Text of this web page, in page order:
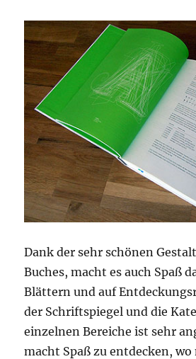
Dank der sehr schönen
Buches, macht es auch Spaß
Blättern und auf
der Schriftspiegel und die
einzelnen Bereiche ist sehr
macht Spaß zu entdecken, wo